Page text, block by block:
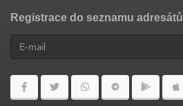
Registrace do seznamu adresátů